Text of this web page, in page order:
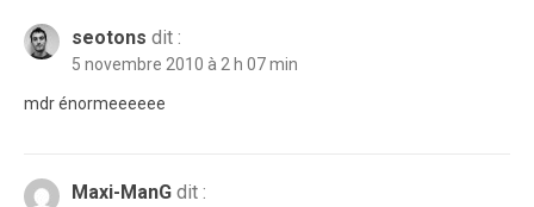
seotons dit :
5 novembre 2010 à 2 h 07 min
mdr énormeeeeee
Maxi-ManG dit :